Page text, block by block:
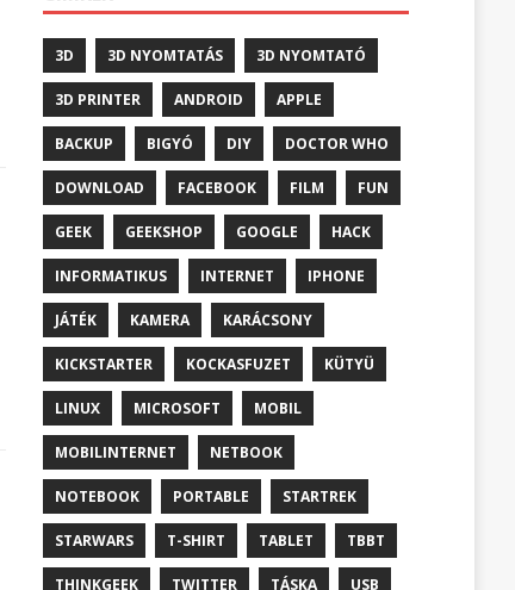
3D 3D NYOMTATÁS 3D NYOMTATÓ
3D PRINTER ANDROID APPLE
BACKUP BIGYÓ DIY DOCTOR WHO
DOWNLOAD FACEBOOK FILM FUN
GEEK GEEKSHOP GOOGLE HACK
INFORMATIKUS INTERNET IPHONE
JÁTÉK KAMERA KARÁCSONY
KICKSTARTER KOCKASFUZET KÜTYÜ
LINUX MICROSOFT MOBIL
MOBILINTERNET NETBOOK
NOTEBOOK PORTABLE STARTREK
STARWARS T-SHIRT TABLET TBBT
THINKGEEK TWITTER TÁSKA USB